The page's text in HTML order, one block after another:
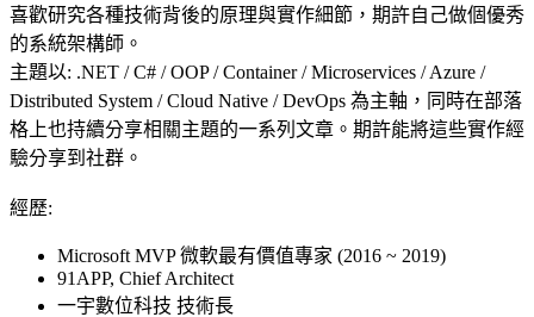
喜歡研究各種技術背後的原理與實作細節，期許自己做個優秀
的系統架構師。
主題以: .NET / C# / OOP / Container / Microservices / Azure /
Distributed System / Cloud Native / DevOps 為主軸， 同時在部落
格上也持續分享相關主題的一系列文章。期許能將這些實作經
驗分享到社群。
經歷:
Microsoft MVP 微軟最有價值專家 (2016 ~ 2019)
91APP, Chief Architect
一宇數位科技 技術長